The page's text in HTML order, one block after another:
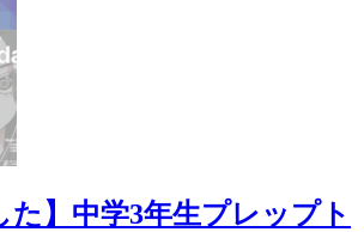
た】中学3年生プレップト